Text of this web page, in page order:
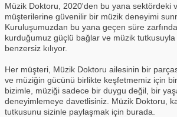
Müzik Doktoru, 2020'den bu yana sektördeki
müşterilerine güvenilir bir müzik deneyimi
Kuruluşumuzdan bu yana geçen süre
kurduğumuz güçlü bağlar ve müzik tutkusuyla
benzersiz kılıyor.
Her müşteri, Müzik Doktoru ailesinin bir
ve müziğin gücünü birlikte keşfetmemiz için
bizimle, müziği sadece bir duygu değil, bir
deneyimlemeye davetlisiniz. Müzik Doktoru,
tutkusunu sizinle paylaşmak için burada.